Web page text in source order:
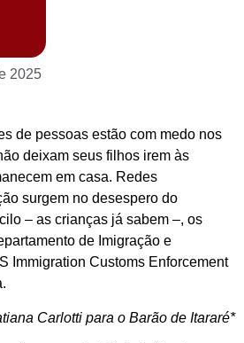
2025
de pessoas estão com medo nos
deixam seus filhos irem às
em casa. Redes
surgem no desespero do
– as crianças já sabem –, os
de Imigração e
Immigration Customs Enforcement
Carlotti para o Barão de Itararé*